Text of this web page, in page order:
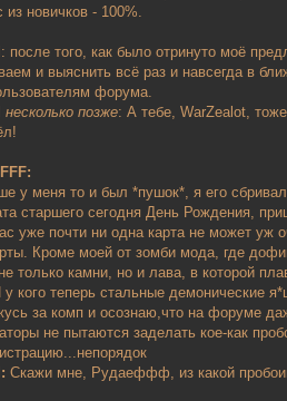
из новичков - 100%.
: после того, как было отринуто моё
и выяснить всё раз и навсегда в
форума.
несколько позже: А тебе, WarZealot,
у меня то и был *пушок*, я его
старшего сегодня День Рождения,
уже почти ни одна карта не может уж
Кроме моей от зомби мода, где
только камни, но и лава, в которой
кого теперь стальные демонические
за комп и осознаю,что на форуме
не пытаются заделать кое-как
Скажи мне, Рудаеффф, из какой